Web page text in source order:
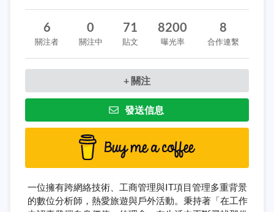
6
關注者
0
關注中
71
貼文
8200
曝光率
8
合作連繫
+ 關注
發送信息
一位擁有跨網絡技術、工商管理與IT項目管理多重背景
的數位分析師，熱愛旅遊與戶外活動。秉持著「在工作